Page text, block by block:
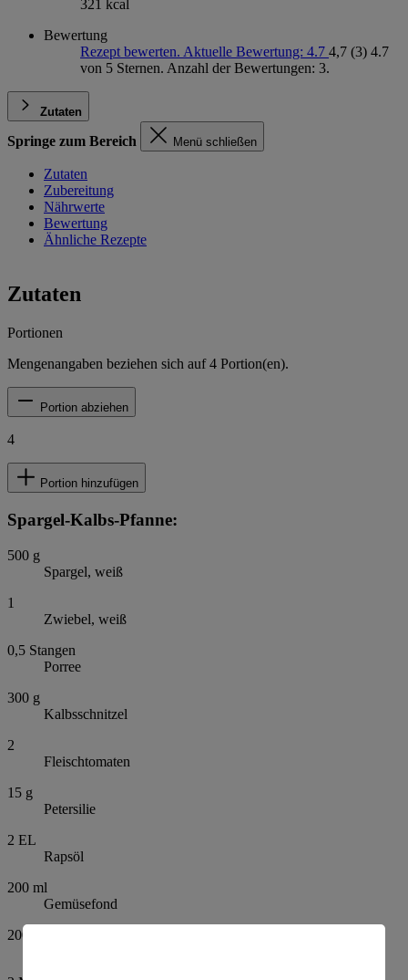
321 kcal
Bewertung
Rezept bewerten. Aktuelle Bewertung: 4.7 4,7 (3) 4.7
von 5 Sternen. Anzahl der Bewertungen: 3.
Zutaten
Springe zum Bereich Menü schließen
Zutaten
Zubereitung
Nährwerte
Bewertung
Ähnliche Rezepte
Zutaten
Portionen
Mengenangaben beziehen sich auf4 Portion(en).
Portion abziehen
4
Portion hinzufügen
Spargel-Kalbs-Pfanne:
500 g
Spargel, weiß
1
Zwiebel, weiß
0,5 Stangen
Porree
300 g
Kalbsschnitzel
2
Fleischtomaten
15 g
Petersilie
2 EL
Rapsöl
200 ml
Gemüsefond
200